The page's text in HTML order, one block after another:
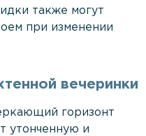
также могут
при изменении
вечеринки
горизонт
утонченную и